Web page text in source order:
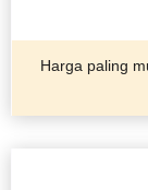
Harga paling